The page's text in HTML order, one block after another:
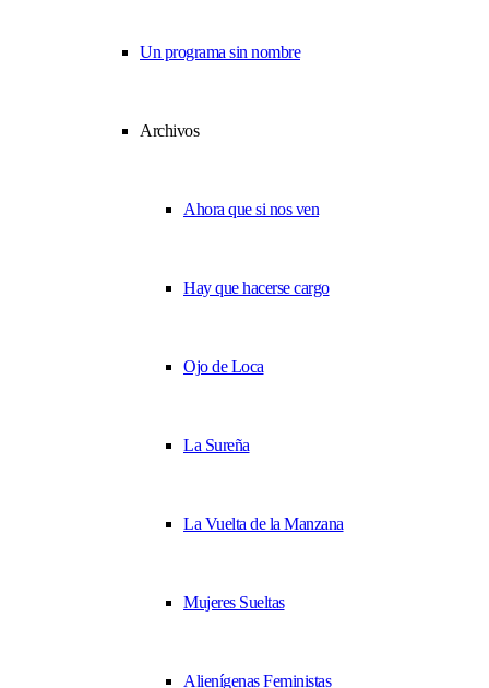
Un programa sin nombre
Archivos
Ahora que si nos ven
Hay que hacerse cargo
Ojo de Loca
La Sureña
La Vuelta de la Manzana
Mujeres Sueltas
Alienígenas Feministas